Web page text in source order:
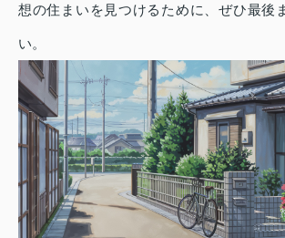
想の住まいを見つけるために、ぜひ最後
い。